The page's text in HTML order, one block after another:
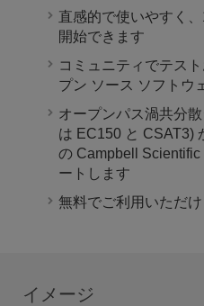
直感的で使いやすく
開始できます
コミュニティでテス
プン ソース ソフトウ
オープンパス渦共分
は EC150 と CSAT3)
の Campbell
ートします
無料でご利用いただ
イメージ